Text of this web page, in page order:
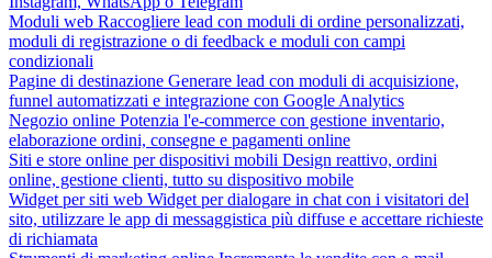
Moduli web Raccogliere lead con moduli di ordine personalizzati,
moduli di registrazione o di feedback e moduli con campi
condizionali
Pagine di destinazione Generare lead con moduli di acquisizione,
funnel automatizzati e integrazione con Google Analytics
Negozio online Potenzia l'e-commerce con gestione inventario,
elaborazione ordini, consegne e pagamenti online
Siti e store online per dispositivi mobili Design reattivo, ordini
online, gestione clienti, tutto su dispositivo mobile
Widget per siti web Widget per dialogare in chat con i visitatori del
sito, utilizzare le app di messaggistica più diffuse e accettare richieste
di richiamata